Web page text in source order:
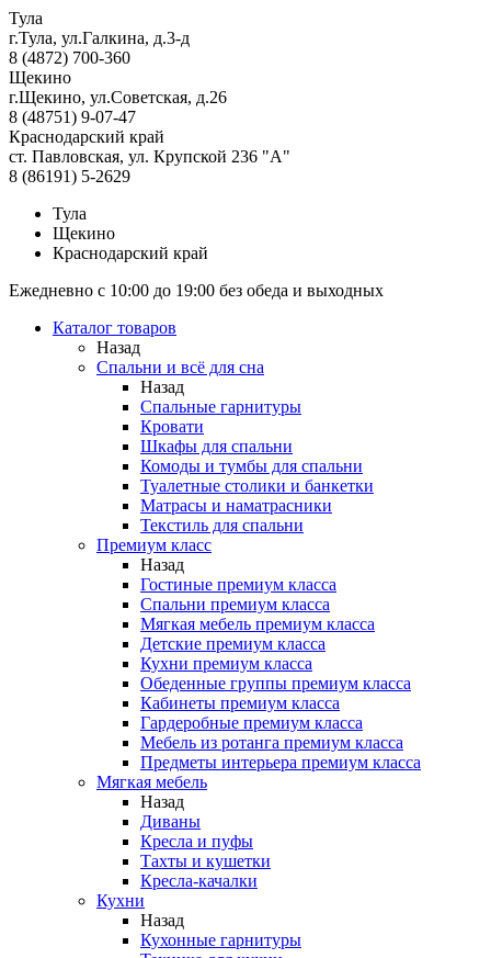
Тула
г.Тула, ул.Галкина, д.3-д
8 (4872) 700-360
Щекино
г.Щекино, ул.Советская, д.26
8 (48751) 9-07-47
Краснодарский край
ст. Павловская, ул. Крупской 236 "А"
8 (86191) 5-2629
Тула
Щекино
Краснодарский край
Ежедневно с 10:00 до 19:00 без обеда и выходных
Каталог товаров
Назад
Спальни и всё для сна
Назад
Спальные гарнитуры
Кровати
Шкафы для спальни
Комоды и тумбы для спальни
Туалетные столики и банкетки
Матрасы и наматрасники
Текстиль для спальни
Премиум класс
Назад
Гостиные премиум класса
Спальни премиум класса
Мягкая мебель премиум класса
Детские премиум класса
Кухни премиум класса
Обеденные группы премиум класса
Кабинеты премиум класса
Гардеробные премиум класса
Мебель из ротанга премиум класса
Предметы интерьера премиум класса
Мягкая мебель
Назад
Диваны
Кресла и пуфы
Тахты и кушетки
Кресла-качалки
Кухни
Назад
Кухонные гарнитуры